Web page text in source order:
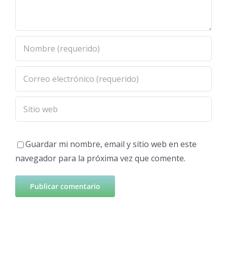
Guardar mi nombre, email y sitio web en este
navegador para la próxima vez que comente.